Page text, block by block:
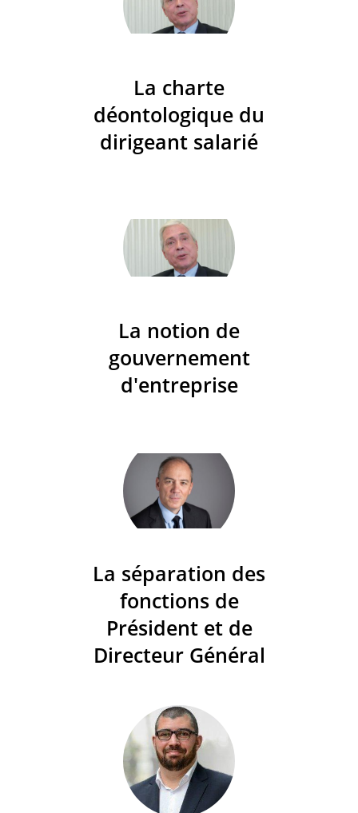
La charte
déontologique du
dirigeant salarié
La notion de
gouvernement
d'entreprise
La séparation des
fonctions de
Président et de
Directeur Général